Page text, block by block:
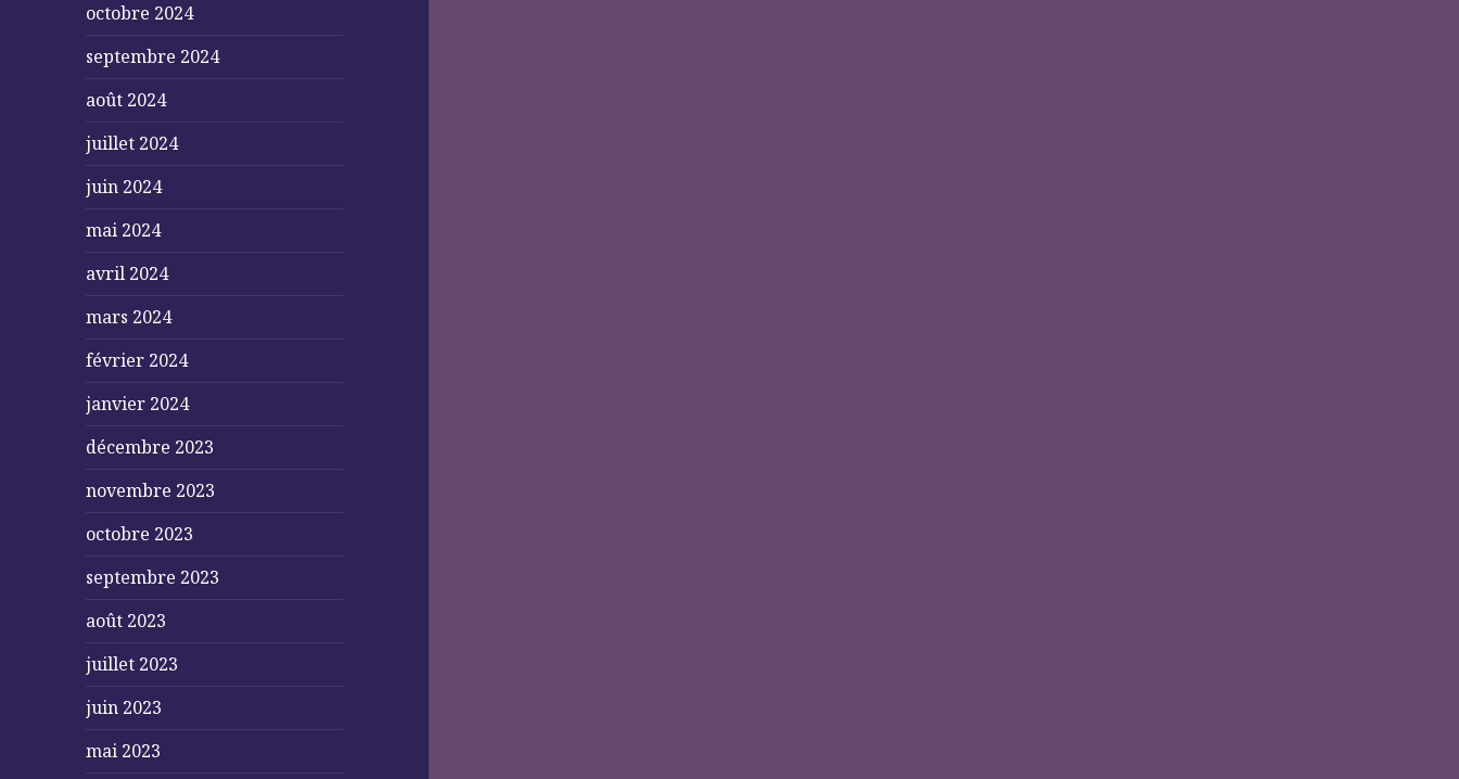
octobre 2024
septembre 2024
août 2024
juillet 2024
juin 2024
mai 2024
avril 2024
mars 2024
février 2024
janvier 2024
décembre 2023
novembre 2023
octobre 2023
septembre 2023
août 2023
juillet 2023
juin 2023
mai 2023